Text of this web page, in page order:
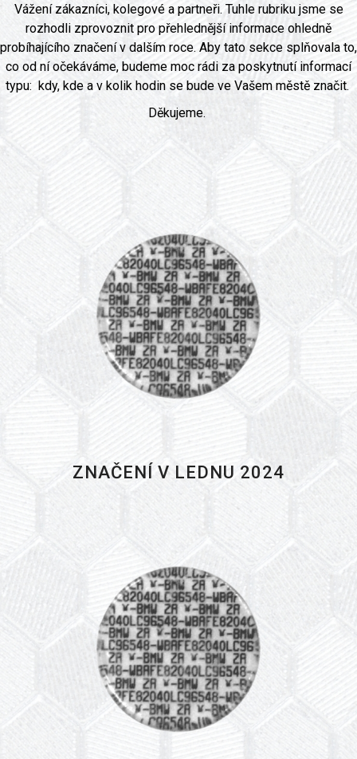
Vážení zákazníci, kolegové a partneři. Tuhle rubriku jsme se
rozhodli zprovoznit pro přehlednější informace ohledně
probíhajícího značení v dalším roce. Aby tato sekce splňovala to,
co od ní očekáváme, budeme moc rádi za poskytnutí informací
typu: kdy, kde a v kolik hodin se bude ve Vašem městě značit.
Děkujeme.
ZNAČENÍ V LEDNU 2024